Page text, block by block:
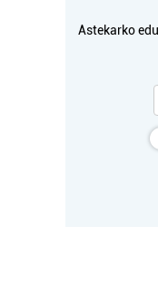
Astekarko